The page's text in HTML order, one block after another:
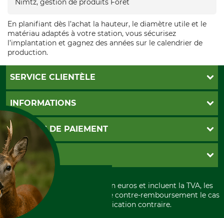
Nimtz, gestion de produits Forêt
En planifiant dès l’achat la hauteur, le diamètre utile et le
matériau adaptés à votre station, vous sécurisez
l’implantation et gagnez des années sur le calendrier de
production.
SERVICE CLIENTÈLE
Foire aux questions
Abonnement à la newsletter
Contact
Garantie / Devis
Paramètres des cookies
INFORMATIONS
CGV
Livraison
Conditions d'annulation
Formulaire de rétraction
Politique de confidentialité
Élimination et environnement
Rétractation de votre commande
MOYENS DE PAIEMENT
PayPal
Carte de crédit
Paiement á l'avance
GRUBE KG
Histoire
International
Portrait
Qui sommes-nous
Tous les prix sont exprimés en euros et incluent la TVA, les
frais d'expédition et les frais de contre-remboursement le cas
échéant, sauf indication contraire.